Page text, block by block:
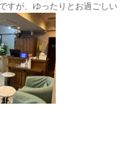
すが、ゆったりとお過ごしい